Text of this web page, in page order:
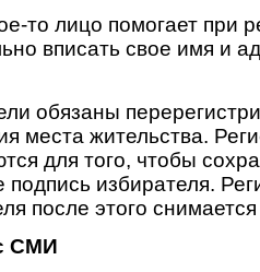
то лицо помогает при
вписать свое имя и
обязаны
места жительства.
для того, чтобы
подпись избирателя.
после этого
СМИ